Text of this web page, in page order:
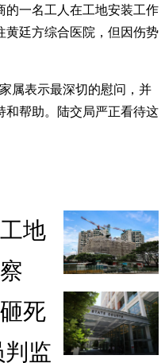
的一名工人在工地安装工作
黄廷方综合医院，但因伤势
属表示最深切的慰问，并
和帮助。陆交局严正看待这
地
死
判监